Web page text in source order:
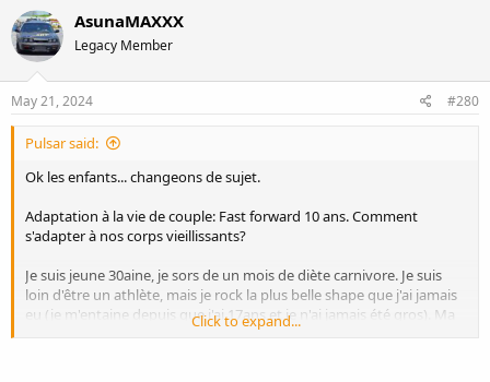
AsunaMAXXX
Legacy Member
May 21, 2024 #280
Pulsar said:
Ok les enfants... changeons de sujet.
Adaptation à la vie de couple: Fast forward 10 ans. Comment
s'adapter à nos corps vieillissants?
Je suis jeune 30aine, je sors de un mois de diète carnivore. Je suis
loin d'être un athlète, mais je rock la plus belle shape que j'ai jamais
eu (je m'entaine depuis que j'ai 17ans et je n'ai jamais été gros). Ma
blonde s'enligne tranquillement sur le skinny fat pis ça me gosse en
Click to expand...